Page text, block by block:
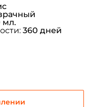
мл.
360 дней